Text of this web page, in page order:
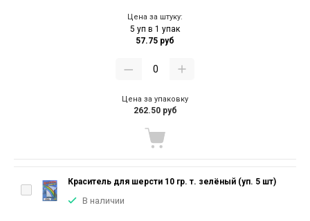
Цена за штуку:
5 уп в 1 упак
57.75 руб
Цена за упаковку
262.50 руб
Краситель для шерсти 10 гр. т. зелёный (уп. 5 шт)
В наличии